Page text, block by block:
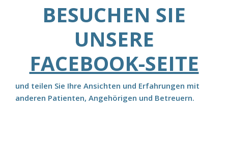
BESUCHEN SIE
UNSERE
FACEBOOK-SEITE
und teilen Sie Ihre Ansichten und Erfahrungen mit
anderen Patienten, Angehörigen und Betreuern.